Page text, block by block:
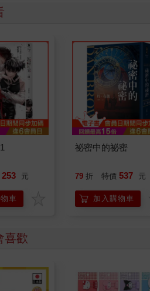
253 元
車
祕密中的祕密
79 折 特價 537 元
加入購物車
喜歡